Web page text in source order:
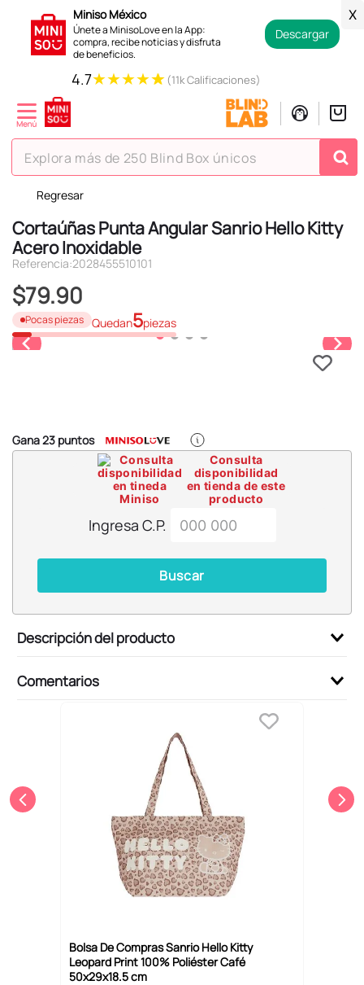
Miniso México
Únete a MinisoLove en la App:
compra, recibe noticias y disfruta
de beneficios.
Descargar
X
4.7★★★★★ (11k Calificaciones)
Explora más de 250 Blind Box únicos
Regresar
Cortaúñas Punta Angular Sanrio Hello Kitty
Acero Inoxidable
Referencia:2028455510101
$79.90
Pocas piezas Quedan5piezas
Gana23 puntos
Consulta
disponibilidad
en tienda de este
producto
Ingresa C.P.
Buscar
Descripción del producto
Comentarios
Bolsa De Compras Sanrio Hello Kitty
Leopard Print 100% Poliéster Café
50x29x18.5 cm
TÉRMINOS MÁS BUSCADOS
1.
hello kitty
2.
spiderman
3 .
peluche
4.
osito cariñosito
5.
llaveros
9.
chiikawas